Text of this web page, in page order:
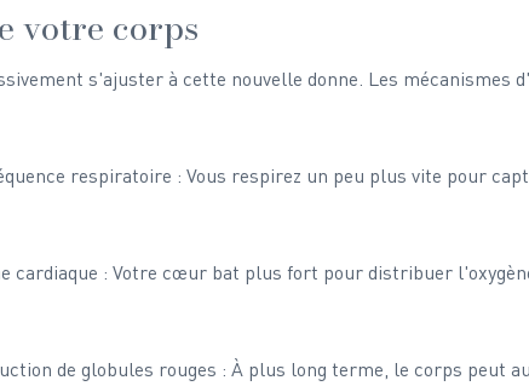
votre corps
s'ajuster à cette nouvelle donne. Les mécanismes
respiratoire : Vous respirez un peu plus vite pour
cardiaque : Votre cœur bat plus fort pour distribuer
de globules rouges : À plus long terme, le corps peut